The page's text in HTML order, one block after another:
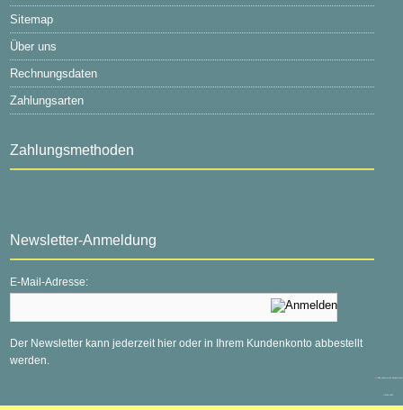
Sitemap
Über uns
Rechnungsdaten
Zahlungsarten
Zahlungsmethoden
Newsletter-Anmeldung
E-Mail-Adresse:
Der Newsletter kann jederzeit hier oder in Ihrem Kundenkonto abbestellt
werden.